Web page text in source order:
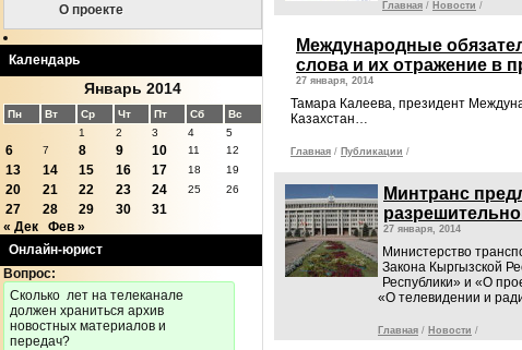
О проекте
Календарь
Январь 2014
Пн Вт Ср Чт Пт Сб
Вс
1
2 3 4 5
6 7 8 9 10 11 12
13 14 15 16 17 18 19
20 21 22 23 24 25 26
27 28 29 30
31
« Дек
Фев »
Онлайн-юрист
Вопрос:
Cколько лет на телеканале
должен храниться архив
новостных материалов и
передач?
Главная / Новости /
Международные
слова и их отражение в
27 января, 2014
Тамара Калеева, президент
Казахстан…
Главная / Публикации /
Минтранс
27 января, 2014
Министерство
Закона Кыргызской
Республики» и «О
«О телевидении и
Главная / Новости /